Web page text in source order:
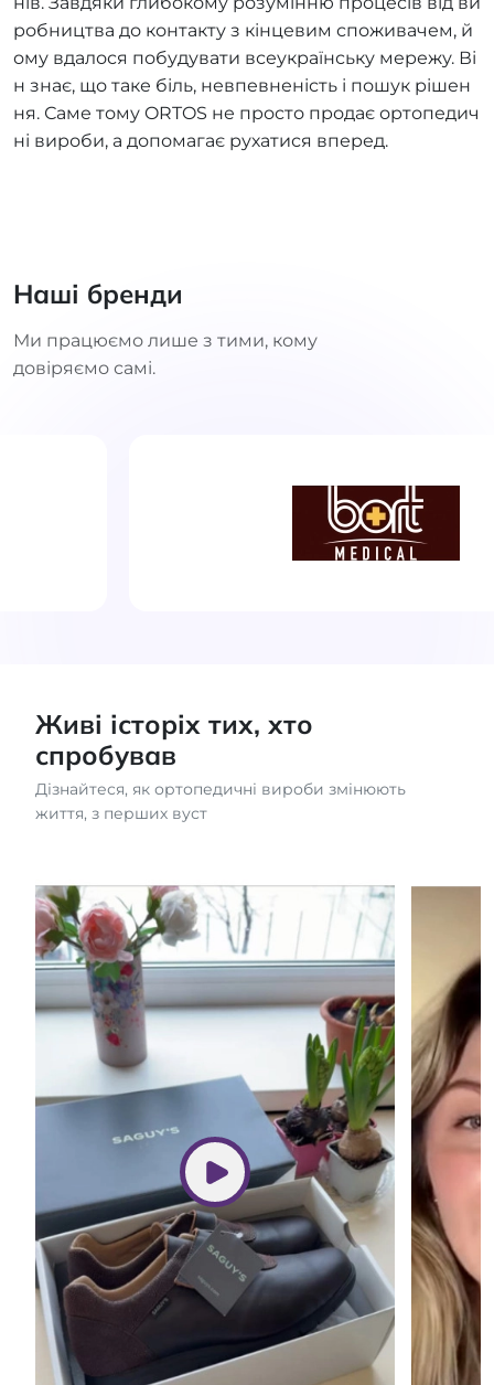
робництва до контакту з кінцевим споживачем, й
ому вдалося побудувати всеукраїнську мережу. Ві
н знає, що таке біль, невпевненість і пошук рішен
ня. Саме тому ORTOS не просто продає ортопедич
ні вироби, а допомагає рухатися вперед.
Наші бренди
Ми працюємо лише з тими, кому
довіряємо самі.
Живі історіх тих, хто
спробував
Дізнайтеся, як ортопедичні вироби змінюють
життя, з перших вуст